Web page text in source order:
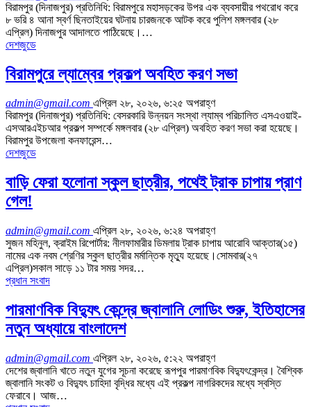
বিরামপুর (দিনাজপুর) প্রতিনিধি: বিরামপুরে মহাসড়কের উপর এক ব্যবসায়ীর পথরোধ করে
৮ ভরি ৪ আনা স্বর্ণ ছিনতাইয়ের ঘটনায় চারজনকে আটক করে পুলিশ মঙ্গলবার (২৮
এপ্রিল) দিনাজপুর আদালতে পাঠিয়েছে।…
দেশজুডে
বিরামপুরে ল্যাম্বের প্রকল্প অবহিত করণ সভা
admin@gmail.com এপ্রিল ২৮, ২০২৬, ৬:২৫ অপরাহ্ণ
বিরামপুর (দিনাজপুর) প্রতিনিধি: বেসরকারি উন্নয়ন সংস্থা ল্যাম্ব পরিচালিত এসএওয়াই-
এসআরএইচআর প্রকল্প সম্পর্কে মঙ্গলবার (২৮ এপ্রিল) অবহিত করণ সভা করা হয়েছে।
বিরামপুর উপজেলা কনফারেন্স…
দেশজুডে
বাড়ি ফেরা হলোনা স্কুল ছাত্রীর, পথেই ট্রাক চাপায় প্রাণ
গেল!
admin@gmail.com এপ্রিল ২৮, ২০২৬, ৬:২৪ অপরাহ্ণ
সুজন মহিনুল, ক্রাইম রিপোর্টার: নীলফামারীর ডিমলায় ট্রাক চাপায় আরোবি আক্তার(১৫)
নামের এক নবম শ্রেণির স্কুল ছাত্রীর মর্মান্তিক মৃত্যু হয়েছে।সোমবার(২৭
এপ্রিল)সকাল সাড়ে ১১ টার সময় সদর…
প্রধান সংবাদ
পারমাণবিক বিদ্যুৎ কেন্দ্রে জ্বালানি লোডিং শুরু, ইতিহাসের
নতুন অধ্যায়ে বাংলাদেশ
admin@gmail.com এপ্রিল ২৮, ২০২৬, ৫:২২ অপরাহ্ণ
দেশের জ্বালানি খাতে নতুন যুগের সূচনা করেছে রূপপুর পারমাণবিক বিদ্যুৎকেন্দ্র। বৈশ্বিক
জ্বালানি সংকট ও বিদ্যুৎ চাহিদা বৃদ্ধির মধ্যে এই প্রকল্প নাগরিকদের মধ্যে স্বস্তি
ফেরাবে। আজ…